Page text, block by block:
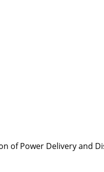
of Power Delivery and